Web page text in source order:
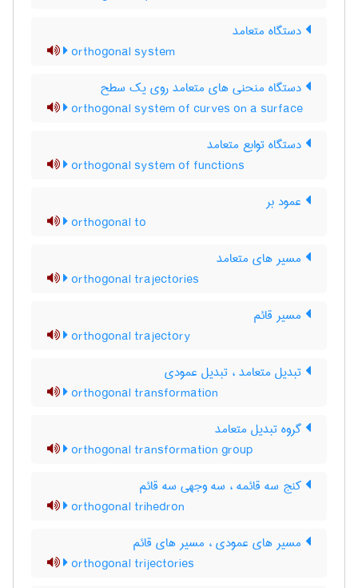
دستگاه متعامد
orthogonal system
دستگاه منحنی های متعامد روی یک سطح
orthogonal system of curves on a surface
دستگاه توابع متعامد
orthogonal system of functions
عمود بر
orthogonal to
مسیر های متعامد
orthogonal trajectories
مسیر قائم
orthogonal trajectory
تبدیل متعامد ، تبدیل عمودی
orthogonal transformation
گروه تبدیل متعامد
orthogonal transformation group
کنج سه قائمه ، سه وجهی سه قائم
orthogonal trihedron
مسیر های عمودی ، مسیر های قائم
orthogonal trijectories